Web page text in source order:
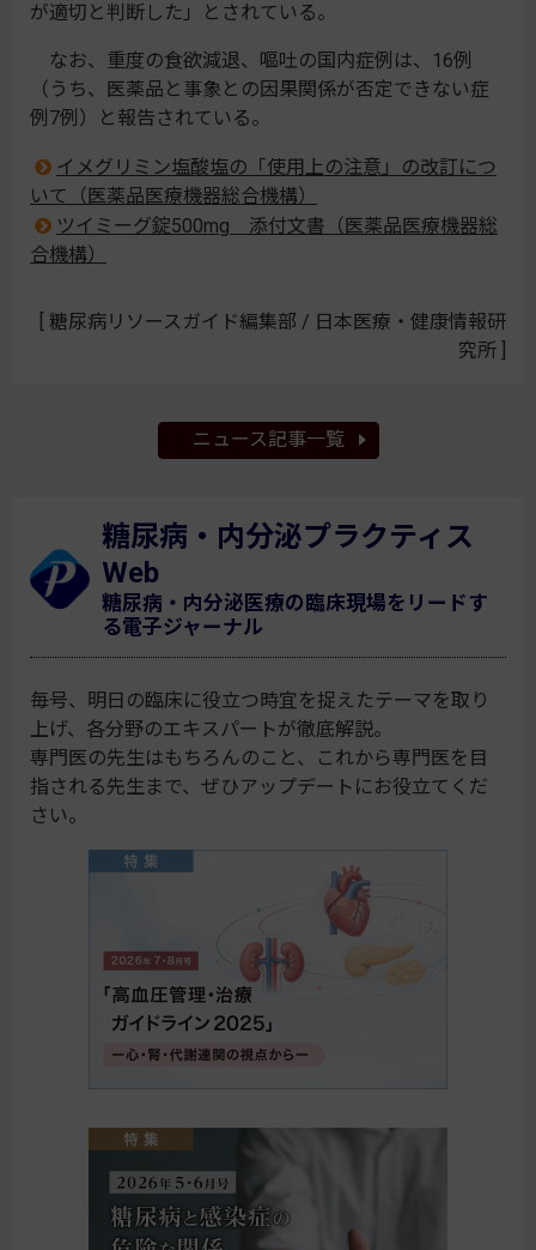
が適切と判断した」とされている。
なお、重度の食欲減退、嘔吐の国内症例は、16例
（うち、医薬品と事象との因果関係が否定できない症
例7例）と報告されている。
イメグリミン塩酸塩の「使用上の注意」の改訂につ
いて（医薬品医療機器総合機構）
ツイミーグ錠500mg 添付文書（医薬品医療機器総
合機構）
[ 糖尿病リソースガイド編集部 / 日本医療・健康情報研
究所 ]
ニュース記事一覧
糖尿病・内分泌プラクティス
Web
糖尿病・内分泌医療の臨床現場をリードす
る電子ジャーナル
毎号、明日の臨床に役立つ時宜を捉えたテーマを取り
上げ、各分野のエキスパートが徹底解説。
専門医の先生はもちろんのこと、これから専門医を目
指される先生まで、ぜひアップデートにお役立てくだ
さい。